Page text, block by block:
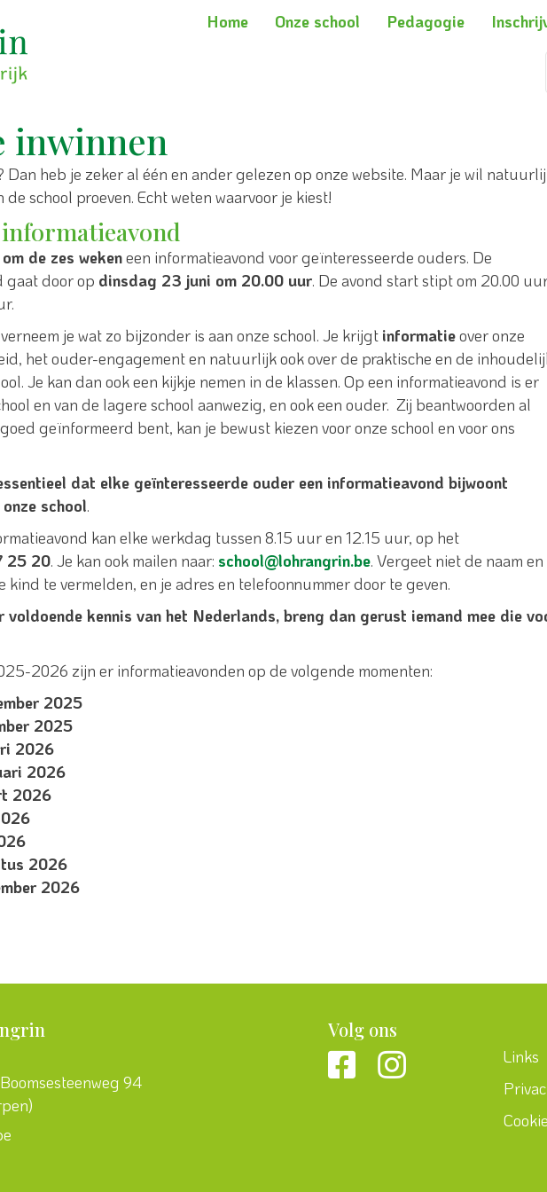
Home Onze school Pedagogie
inwinnen
Dan heb je zeker al één en ander gelezen op onze website. Maar je wil
de school proeven. Echt weten waarvoor je kiest!
om de zes wekeneen informatieavond voor geïnteresseerde ouders. De
gaat door op dinsdag 23 juni om 20.00 uur. De avond start stipt om 20.00
je wat zo bijzonder is aan onze school. Je krijgt informatieover onze
het ouder-engagement en natuurlijk ook over de praktische en de
Je kan dan ook een kijkje nemen in de klassen. Op een informatieavond is er
en van de lagere school aanwezig, en ook een ouder. Zij beantwoorden al
geïnformeerd bent, kan je bewust kiezen voor onze school en voor ons
dat elke geïnteresseerde ouder een informatieavond bijwoont
school.
kan elke werkdag tussen 8.15 uur en 12.15 uur, op het
25 20. Je kan ook mailen naar: school@lohrangrin.be. Vergeet niet de naam en
te vermelden, en je adres en telefoonnummer door te geven.
kennis van het Nederlands, breng dan gerust iemand mee die
2026 zijn er informatieavonden op de volgende momenten:
2025
2025
2026
2026
2026
2026
2026
94
Volg ons
Links